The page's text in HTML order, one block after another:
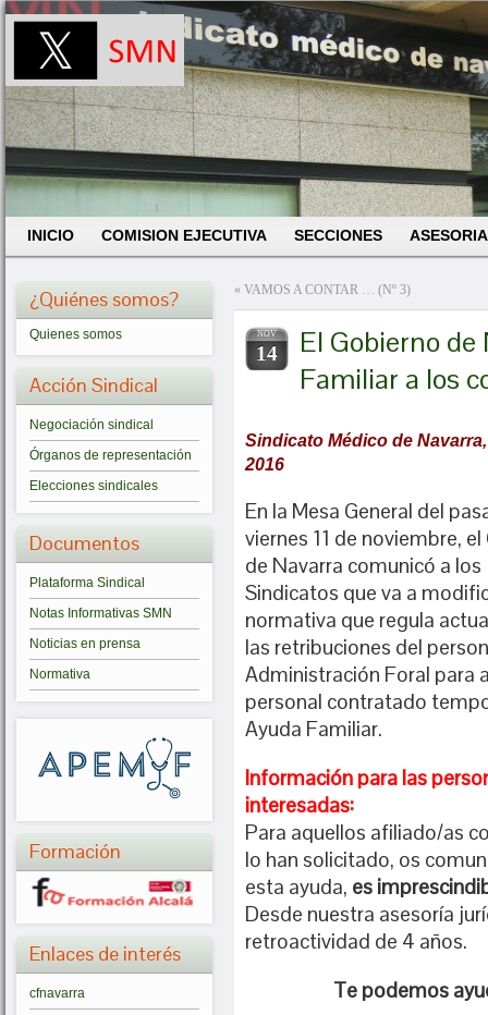
INICIO COMISION EJECUTIVA SECCIONES
¿Quiénes somos?
Quienes somos
Acción Sindical
Negociación sindical
Órganos de representación
Elecciones sindicales
Documentos
Plataforma Sindical
Notas Informativas SMN
Noticias en prensa
Normativa
Formación
Enlaces de interés
cfnavarra
« VAMOS A CONTAR … (Nº 3)
NOV
14
El Gobierno
Familiar a los
Sindicato Médico de Navarra,
2016
En la Mesa General del
viernes 11 de noviembre,
de Navarra comunicó a los
Sindicatos que va a
normativa que regula
las retribuciones del
Administración Foral para
personal contratado
Ayuda Familiar.
Información para las
interesadas:
Para aquellos afiliado/as
lo han solicitado, os
esta ayuda, es
Desde nuestra asesoría
retroactividad de 4 años.
Te podemos